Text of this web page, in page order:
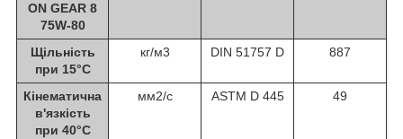
ON GEAR 8
75W-80
Щільність
при 15°С
кг/м3 DIN 51757 D 887
Кінематична
в'язкість
при 40°С
мм2/с ASTM D 445 49